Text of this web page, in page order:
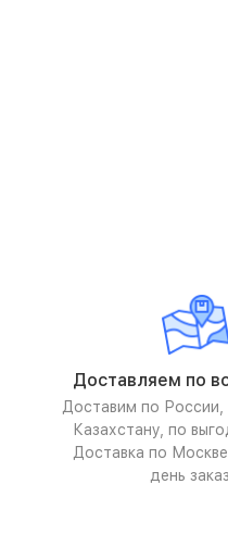
Доставляем по
Доставим по России,
Казахстану, по
Доставка по
день